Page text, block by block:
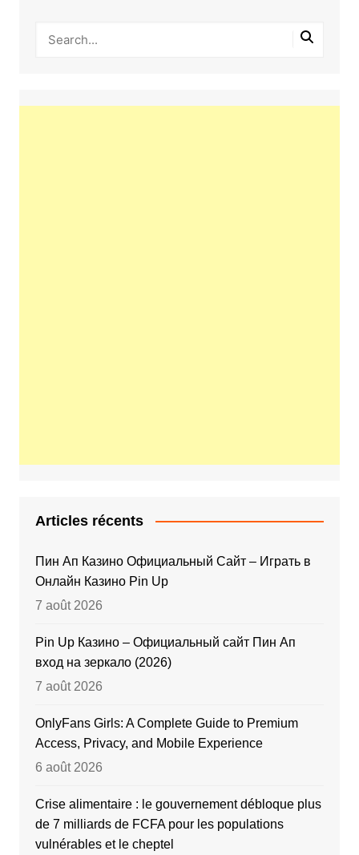
Articles récents
Пин Ап Казино Официальный Сайт – Играть в
Онлайн Казино Pin Up
7 août 2026
Pin Up Казино – Официальный сайт Пин Ап
вход на зеркало (2026)
7 août 2026
OnlyFans Girls: A Complete Guide to Premium
Access, Privacy, and Mobile Experience
6 août 2026
Crise alimentaire : le gouvernement débloque plus
de 7 milliards de FCFA pour les populations
vulnérables et le cheptel